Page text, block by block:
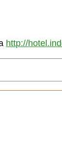
http://